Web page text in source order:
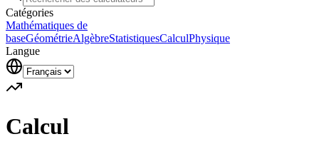
Catégories
Mathématiques de
baseGéométrieAlgèbreStatistiquesCalculPhysique
Langue
Calcul